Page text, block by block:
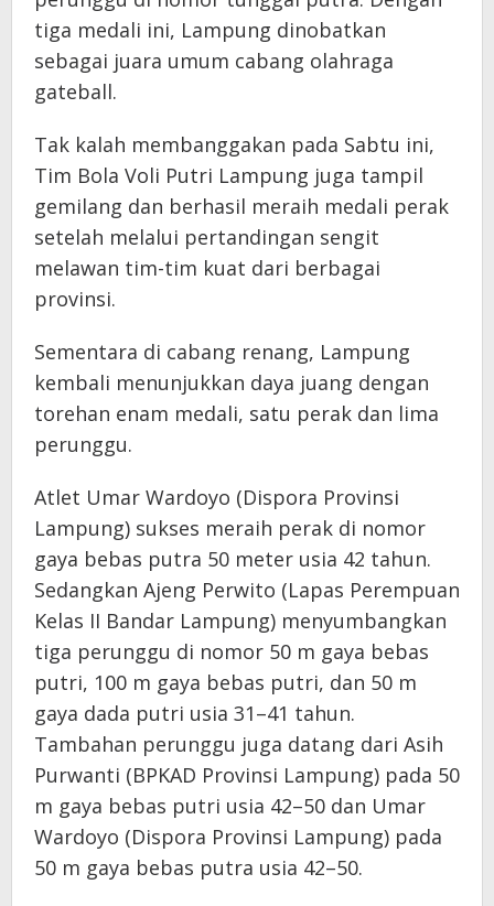
tiga medali ini, Lampung dinobatkan
sebagai juara umum cabang olahraga
gateball.
Tak kalah membanggakan pada Sabtu ini,
Tim Bola Voli Putri Lampung juga tampil
gemilang dan berhasil meraih medali perak
setelah melalui pertandingan sengit
melawan tim-tim kuat dari berbagai
provinsi.
Sementara di cabang renang, Lampung
kembali menunjukkan daya juang dengan
torehan enam medali, satu perak dan lima
perunggu.
Atlet Umar Wardoyo (Dispora Provinsi
Lampung) sukses meraih perak di nomor
gaya bebas putra 50 meter usia 42 tahun.
Sedangkan Ajeng Perwito (Lapas Perempuan
Kelas II Bandar Lampung) menyumbangkan
tiga perunggu di nomor 50 m gaya bebas
putri, 100 m gaya bebas putri, dan 50 m
gaya dada putri usia 31–41 tahun.
Tambahan perunggu juga datang dari Asih
Purwanti (BPKAD Provinsi Lampung) pada 50
m gaya bebas putri usia 42–50 dan Umar
Wardoyo (Dispora Provinsi Lampung) pada
50 m gaya bebas putra usia 42–50.